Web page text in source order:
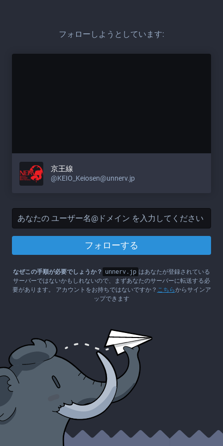
フォローしようとしています:
京王線
@KEIO_Keiosen@unnerv.jp
フォローする
なぜこの手順が必要でしょうか？ unnerv.jp はあなたが登録されている
サーバーではないかもしれないので、まずあなたのサーバーに転送する必
要があります。 アカウントをお持ちではないですか？ こちらからサインア
ップできます